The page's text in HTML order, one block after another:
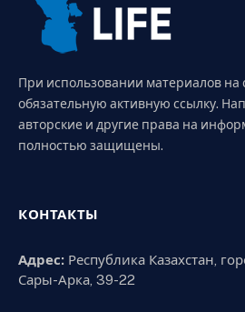
При использовании материалов на
обязательную активную ссылку.
авторские и другие права на
полностью защищены.
КОНТАКТЫ
Адрес: Республика Казахстан,
Сары-Арка, 39-22